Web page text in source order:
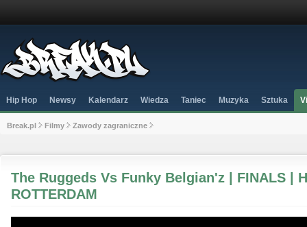
Hip Hop Newsy Kalendarz Wiedza Taniec Muzyka Sztuka
Break.pl Filmy Zawody zagraniczne
The Ruggeds Vs Funky Belgian'z | FINALS |
ROTTERDAM